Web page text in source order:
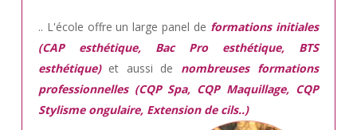
.. L'école offre un large panel de formations initiales
(CAP esthétique, Bac Pro esthétique, BTS
esthétique) et aussi de nombreuses formations
professionnelles (CQP Spa, CQP Maquillage, CQP
Stylisme ongulaire, Extension de cils..)